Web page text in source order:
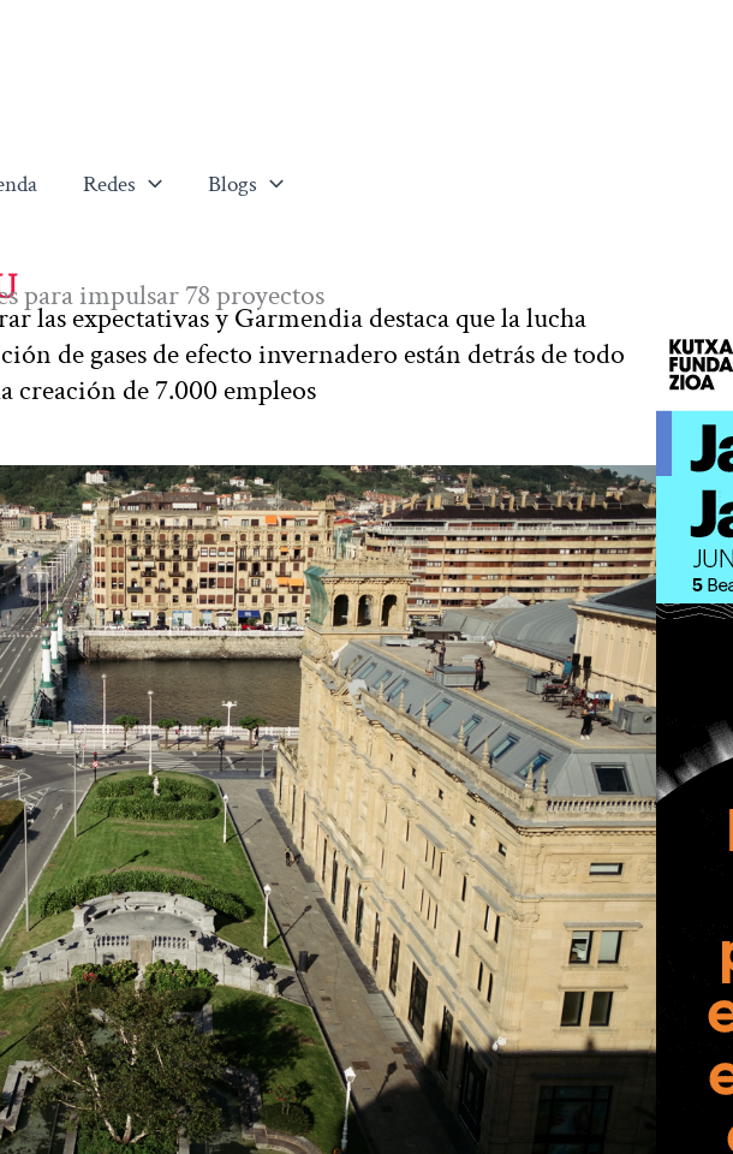
Redes Blogs
para impulsar 78 proyectos
las expectativas y Garmendia destaca que la lucha
de gases de efecto invernadero están detrás de todo
creación de 7.000 empleos